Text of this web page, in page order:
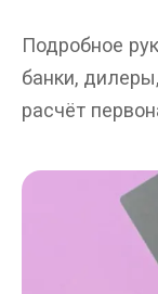
Подробное
банки,
расчёт